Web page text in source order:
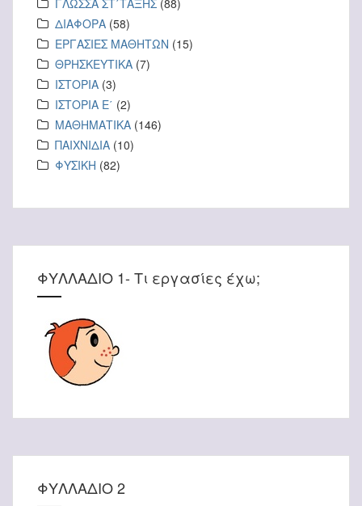
ΔΙΑΦΟΡΑ (58)
ΕΡΓΑΣΙΕΣ ΜΑΘΗΤΩΝ (15)
ΘΡΗΣΚΕΥΤΙΚΑ (7)
ΙΣΤΟΡΙΑ (3)
ΙΣΤΟΡΙΑ Ε΄ (2)
ΜΑΘΗΜΑΤΙΚΑ (146)
ΠΑΙΧΝΙΔΙΑ (10)
ΦΥΣΙΚΗ (82)
ΦΥΛΛΑΔΙΟ 1- Τι εργασίες έχω;
ΦΥΛΛΑΔΙΟ 2